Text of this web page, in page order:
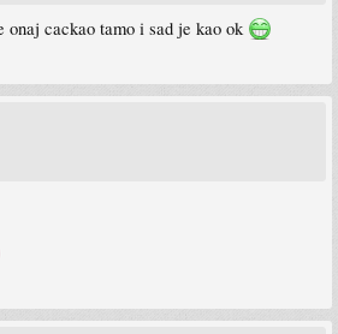
onaj cackao tamo i sad je kao ok